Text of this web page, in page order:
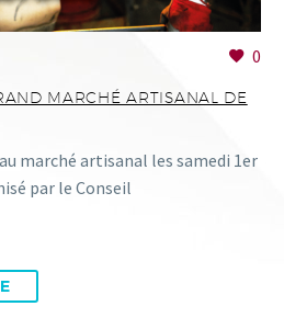
0
MARCHÉ ARTISANAL DE
marché artisanal les samedi 1er
par le Conseil